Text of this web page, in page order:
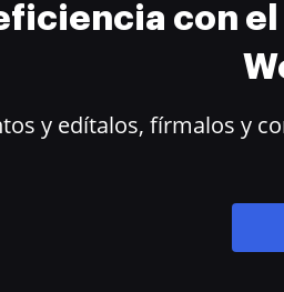
con
y edítalos, fírmalos y